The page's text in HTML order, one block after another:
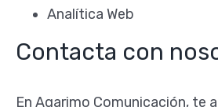
Analítica Web
Contacta con
En Agarimo Comunicación, te